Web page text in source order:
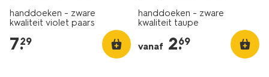
handdoeken - zware
kwaliteit violet paars
7.
29
handdoeken - zware
kwaliteit taupe
vanaf 2.
69